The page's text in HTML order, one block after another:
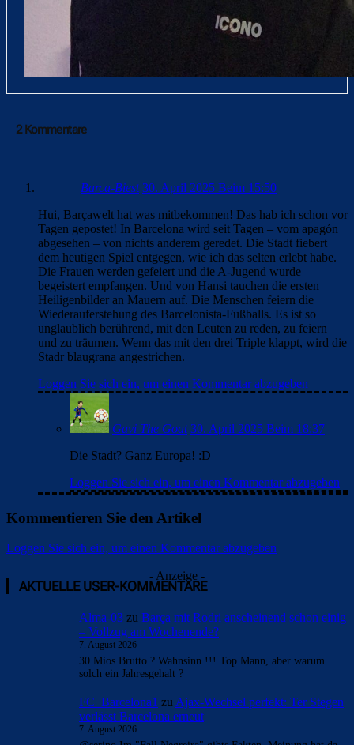
2 Kommentare
Barca-Biest 30. April 2025 Beim 15:50
Hui, Barçawelt hat was mitbekommen! Das hab ich schon vor
Tagen gepostet! In Barcelona wird seit Tagen – vom apagón
abgesehen – von nichts anderem geredet. Die Stadt fiebert
dem heutigen Spiel entgegen, wie ich das selten erlebt habe.
Die Frauen werden gefeiert und die A-Jugend wurde
begeistert empfangen. Und von Hansi tauchen die ersten
Heiligenbilder an Mauern auf. Die Menschen feiern die
Wiederauferstehung des Barcelonista-Fußballs. Es ist so
unglaublich berührend, mit den Leuten zu reden, zu feiern
und zu träumen. Wenn das mit den drei Triple klappt, wird die
Stadr blaugrana angestrichen.
Loggen Sie sich ein, um einen Kommentar abzugeben
Gavi The Goat 30. April 2025 Beim 18:37
Die Stadt? Ganz Europa! :D
Loggen Sie sich ein, um einen Kommentar abzugeben
Kommentieren Sie den Artikel
Loggen Sie sich ein, um einen Kommentar abzugeben
- Anzeige -
AKTUELLE USER-KOMMENTARE
Alma-03 zu Barça mit Rodri anscheinend schon einig
– Vollzug am Wochenende?
7. August 2026
30 Mios Brutto ? Wahnsinn !!! Top Mann, aber warum
solch ein Jahresgehalt ?
FC_Barcelona1 zu Ajax-Wechsel perfekt: Ter Stegen
verlässt Barcelona erneut
7. August 2026